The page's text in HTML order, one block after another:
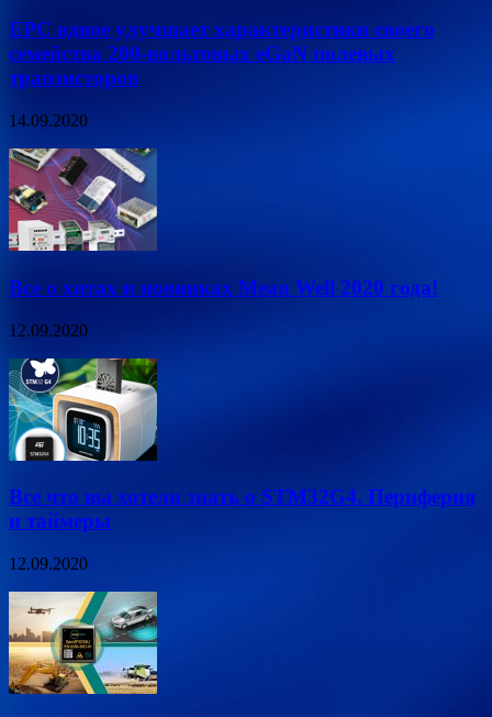
EPC вдвое улучшает характеристики своего
семейства 200-вольтовых eGaN полевых
транзисторов
14.09.2020
Все о хитах и новинках Mean Well 2020 года!
12.09.2020
Все что вы хотели знать о STM32G4. Периферия
и таймеры
12.09.2020